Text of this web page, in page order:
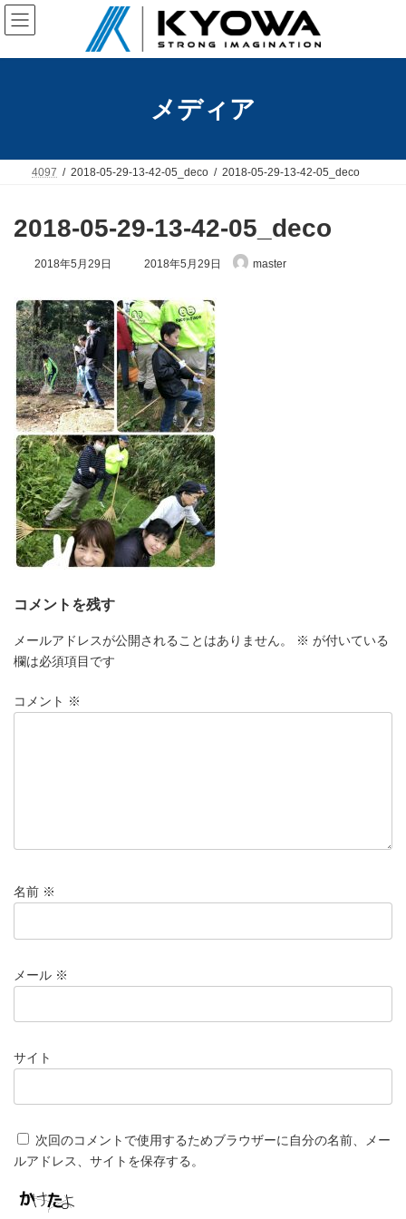
コ
ン
テ
ン
ナ
ビ
ゲ
ー
メディア
4097 2018-05-29-13-42-05_deco 2018-05-29-13-42-05_deco
2018-05-29-13-42-05_deco
2018年5月29日
最
新
日
時
:
2018年5月29日 master
コメントを残す
メールアドレスが公開されることはありません。 ※ が付いている
欄は必須項目です
コメント ※
名前 ※
メール ※
サイト
次回のコメントで使用するためブラウザーに自分の名前、メー
ルアドレス、サイトを保存する。